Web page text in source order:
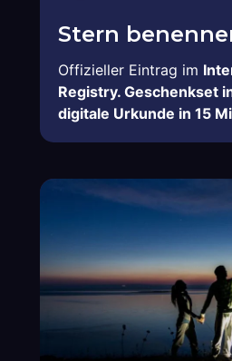
Stern
Offizieller Eintrag im
Registry. Geschenkset
digitale Urkunde in 15